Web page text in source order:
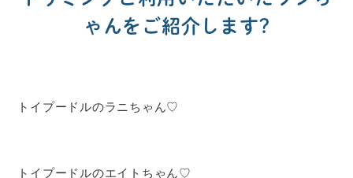
ゃんをご紹介します?
トイプードルのラニちゃん♡
トイプードルのエイトちゃん♡